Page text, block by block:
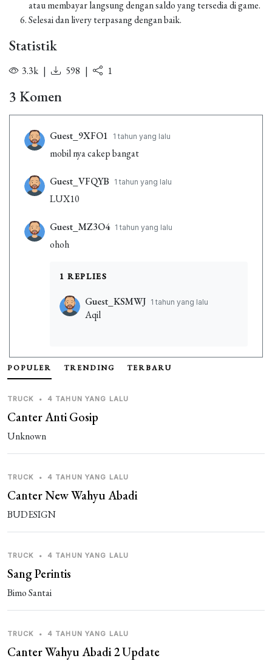
atau membayar langsung dengan saldo yang tersedia di game.
Selesai dan livery terpasang dengan baik.
Statistik
3.3k | 598 | 1
3 Komen
Guest_9XFO1 1 tahun yang lalu
mobil nya cakep bangat
Guest_VFQYB 1 tahun yang lalu
LUX10
Guest_MZ3O4 1 tahun yang lalu
ohoh
1 REPLIES
Guest_KSMWJ 1 tahun yang lalu
Aqil
POPULER TRENDING TERBARU
TRUCK • 4 TAHUN YANG LALU
Canter Anti Gosip
Unknown
TRUCK • 4 TAHUN YANG LALU
Canter New Wahyu Abadi
BUDESIGN
TRUCK • 4 TAHUN YANG LALU
Sang Perintis
Bimo Santai
TRUCK • 4 TAHUN YANG LALU
Canter Wahyu Abadi 2 Update